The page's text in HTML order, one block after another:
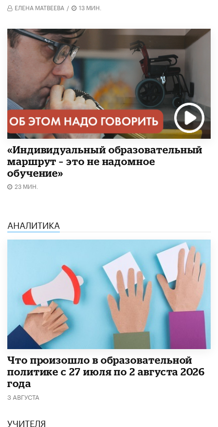
ЕЛЕНА МАТВЕЕВА / 13 МИН.
«Индивидуальный образовательный
маршрут – это не надомное
обучение»
23 МИН.
АНАЛИТИКА
​Что произошло в образовательной
политике с 27 июля по 2 августа 2026
года
3 АВГУСТА
УЧИТЕЛЯ